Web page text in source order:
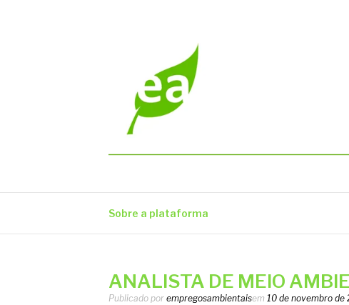
Sobre a plataforma
ANALISTA DE MEIO
Publicado por empregosambientaisem 10 de novembro de